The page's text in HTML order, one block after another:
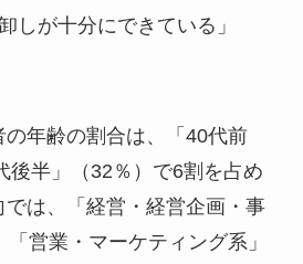
しが十分にできている」
年齢の割合は、「40代前
後半」（32％）で6割を占め
は、「経営・経営企画・事
営業・マーケティング系」